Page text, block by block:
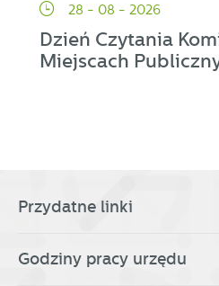
28 - 08 - 2026
Dzień Czytania
Miejscach
Przydatne linki
Godziny pracy urzędu